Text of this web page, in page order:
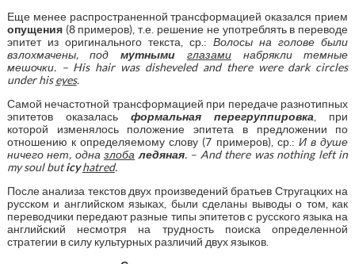
Еще менее распространенной трансформацией оказался прием
опущения (8 примеров), т.е. решение не употреблять в переводе
эпитет из оригинального текста, ср.:Волосы на голове были
взлохмачены, подмутными глазаминабрякли темные
мешочки. – His hair was disheveled and there were dark circles
under his eyes.
Самой нечастотной трансформацией при передаче разнотипных
эпитетов оказалась формальная перегруппировка , при
которой изменялось положение эпитета в предложении по
отношению к определяемому слову (7 примеров), ср.: И в душе
ничего нет, одназлоба ледяная. – And there was nothing left in
my soul but icy hatred.
После анализа текстов двух произведений братьев Стругацких на
русском и английском языках, были сделаны выводы о том, как
переводчики передают разные типы эпитетов с русского языка на
английский несмотря на трудность поиска определенной
стратегии в силу культурных различий двух языков.